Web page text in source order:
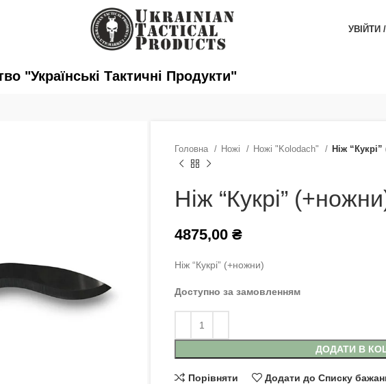
УВІЙТИ
"Українські Тактичні Продукти"
Головна Ножі Ножі "Kolodach" Ніж
Ніж “Кукрі”
4875,00 ₴
Ніж “Кукрі” (+ножни)
Доступно за замовленням
ДОДАТИ В
Порівняти Додати до Списку